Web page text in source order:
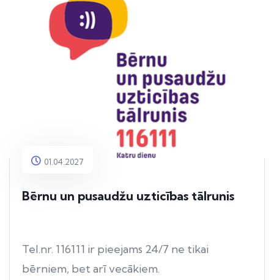
01.04.2027
Bērnu un pusaudžu uzticības tālrunis
Tel.nr. 116111 ir pieejams 24/7 ne tikai
bērniem, bet arī vecākiem.